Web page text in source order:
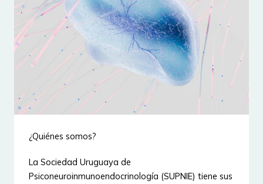
¿Quiénes somos?
La Sociedad Uruguaya de
Psiconeuroinmunoendocrinología (SUPNIE) tiene sus